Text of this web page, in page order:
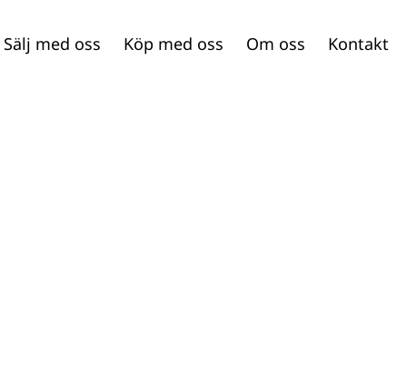
Sälj med oss Köp med oss Om oss Kontakt